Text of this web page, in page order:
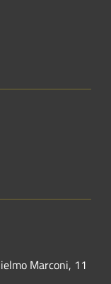
Marconi, 11